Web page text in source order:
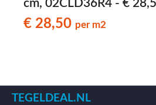
cm, 02CLD36R4 - €
betonlook tegels
€ 28,50 per m2
TEGELDEAL.NL